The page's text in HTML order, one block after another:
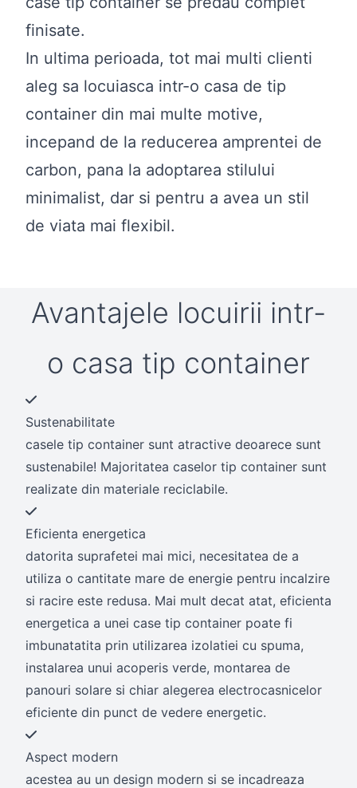
finisate.
In ultima perioada, tot mai multi clienti
aleg sa locuiasca intr-o casa de tip
container din mai multe motive,
incepand de la reducerea amprentei de
carbon, pana la adoptarea stilului
minimalist, dar si pentru a avea un stil
de viata mai flexibil.
Avantajele locuirii intr-
o casa tip container
Sustenabilitate
casele tip container sunt atractive deoarece sunt
sustenabile! Majoritatea caselor tip container sunt
realizate din materiale reciclabile.
Eficienta energetica
datorita suprafetei mai mici, necesitatea de a
utiliza o cantitate mare de energie pentru incalzire
si racire este redusa. Mai mult decat atat, eficienta
energetica a unei case tip container poate fi
imbunatatita prin utilizarea izolatiei cu spuma,
instalarea unui acoperis verde, montarea de
panouri solare si chiar alegerea electrocasnicelor
eficiente din punct de vedere energetic.
Aspect modern
acestea au un design modern si se incadreaza